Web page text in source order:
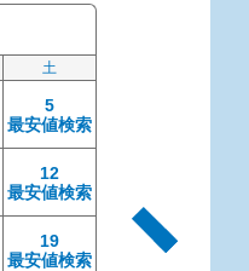
土
5
最安値検索
12
最安値検索
19
最安値検索
11
最安値検索